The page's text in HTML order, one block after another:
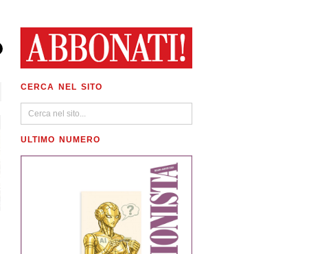
CERCA NEL SITO
ULTIMO NUMERO